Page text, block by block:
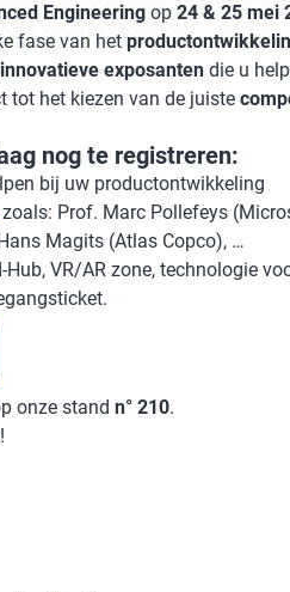
Engineering op 24 & 25 mei
fase van het
innovatieve exposanten die u
tot het kiezen van de juiste
nog te registreren:
bij uw productontwikkeling
zoals: Prof. Marc Pollefeys
Magits (Atlas Copco), …
Hub, VR/AR zone, technologie
onze stand n° 210.